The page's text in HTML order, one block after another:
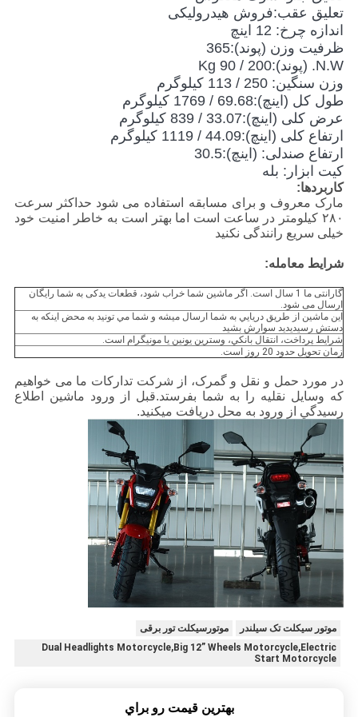
تعلیق عقب:فروش هیدرولیکی
اندازه چرخ: 12 اینچ
ظرفیت وزن (پوند):365
N.W. (پوند):200 / 90 Kg
وزن سنگین: 250 / 113 کیلوگرم
طول کل (اینچ):69.68 / 1769 کیلوگرم
عرض کلی (اینچ):33.07 / 839 کیلوگرم
ارتفاع کلی (اینچ):44.09 / 1119 کیلوگرم
ارتفاع صندلی: (اینچ):30.5
کیت ابزار: بله
کاربردها:
مارک معروف و برای مسابقه استفاده می شود حداکثر سرعت
۲۸۰ کیلومتر در ساعت است اما بهتر است به خاطر امنیت خود
خیلی سریع رانندگی نکنید
شرایط معامله:
گارانتی ما 1 سال است. اگر ماشین شما خراب شود، قطعات یدکی به شما رایگان
ارسال می شود.
اين ماشين از طريق دريايي به شما ارسال ميشه و شما مي تونيد به محض اينکه به
دستش رسيديديد سوارش بشيد
شرايط پرداخت، انتقال بانکي، وسترين يونين يا مونيگرام است.
زمان تحویل حدود 20 روز است.
در مورد حمل و نقل و گمرک، از شرکت تدارکات ما می خواهیم
که وسایل نقلیه را به شما بفرستد.قبل از ورود ماشين اطلاع
رسيدگي از ورود به محل دریافت ميکنيد.
موتور سیکلت تک سیلندر
موتورسیکلت تور برقی
Dual Headlights Motorcycle,Big 12” Wheels Motorcycle,Electric
Start Motorcycle
بهترين قيمت رو براي